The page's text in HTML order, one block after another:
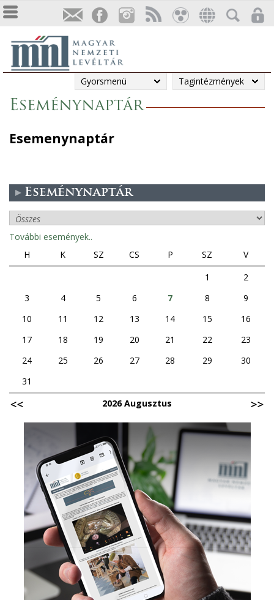
Gyorsmenü Tagintézmények
Eseménynaptár
Esemenynaptár
Eseménynaptár
További események..
H
K SZ CS P SZ
V
1
2
3
4 5 6 7 8
9
10
11 12 13 14 15
16
17
18 19 20 21 22
23
24
25 26 27 28 29
30
31
2026 Augusztus